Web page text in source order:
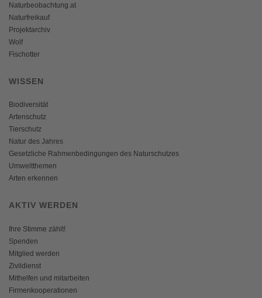
Naturbeobachtung.at
Naturfreikauf
Projektarchiv
Wolf
Fischotter
WISSEN
Biodiversität
Artenschutz
Tierschutz
Natur des Jahres
Gesetzliche Rahmenbedingungen des Naturschutzes
Umweltthemen
Arten erkennen
AKTIV WERDEN
Ihre Stimme zählt!
Spenden
Mitglied werden
Zivildienst
Mithelfen und mitarbeiten
Firmenkooperationen